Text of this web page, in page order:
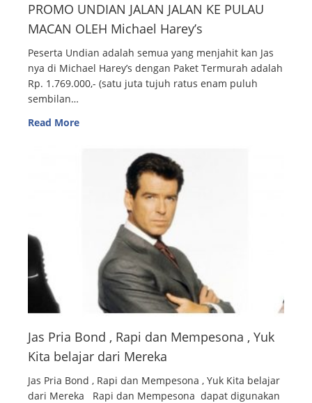
PROMO UNDIAN JALAN JALAN KE PULAU
MACAN OLEH Michael Harey’s
Peserta Undian adalah semua yang menjahit kan Jas
nya di Michael Harey’s dengan Paket Termurah adalah
Rp. 1.769.000,- (satu juta tujuh ratus enam puluh
sembilan…
Read More
Jas Pria Bond , Rapi dan Mempesona , Yuk
Kita belajar dari Mereka
Jas Pria Bond , Rapi dan Mempesona , Yuk Kita belajar
dari Mereka Rapi dan Mempesona dapat digunakan